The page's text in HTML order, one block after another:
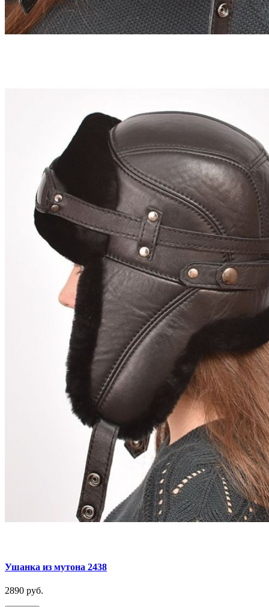
Ушанка из мутона 2438
2890 руб.